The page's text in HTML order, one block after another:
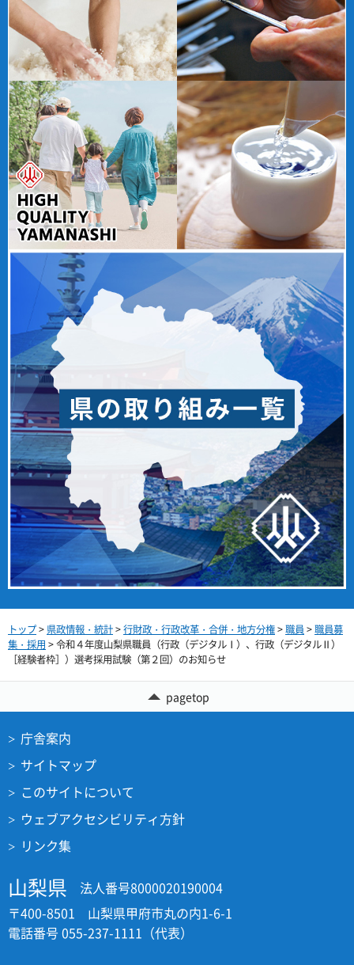
トップ> 県政情報・統計>行財政・行政改革・合併・地方分権>職員 >職員募
集・採用 > 令和４年度山梨県職員（行政（デジタルⅠ）、行政（デジタルⅡ）
［経験者枠］）選考採用試験（第２回）のお知らせ
pagetop
庁舎案内
サイトマップ
このサイトについて
ウェブアクセシビリティ方針
リンク集
山梨県
法人番号8000020190004
〒400-8501 山梨県甲府市丸の内1-6-1
電話番号 055-237-1111（代表）